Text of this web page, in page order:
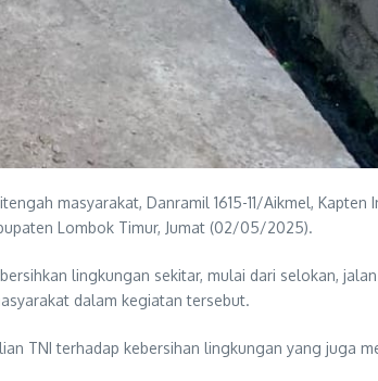
masyarakat, Danramil 1615-11/Aikmel, Kapten
Lombok Timur, Jumat (02/05/2025).
lingkungan sekitar, mulai dari selokan,
dalam kegiatan tersebut.
TNI terhadap kebersihan lingkungan yang juga